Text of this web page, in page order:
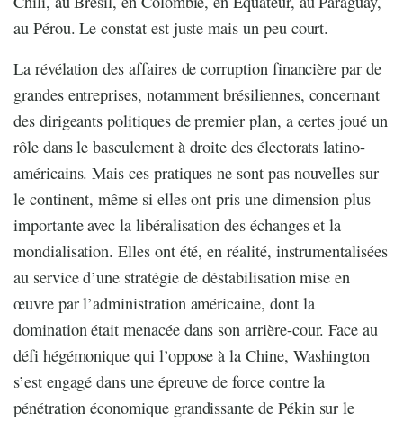
au Pérou. Le constat est juste mais un peu court.
La révélation des affaires de corruption financière par de
grandes entreprises, notamment brésiliennes, concernant
des dirigeants politiques de premier plan, a certes joué un
rôle dans le basculement à droite des électorats latino-
américains. Mais ces pratiques ne sont pas nouvelles sur
le continent, même si elles ont pris une dimension plus
importante avec la libéralisation des échanges et la
mondialisation. Elles ont été, en réalité, instrumentalisées
au service d’une stratégie de déstabilisation mise en
œuvre par l’administration américaine, dont la
domination était menacée dans son arrière-cour. Face au
défi hégémonique qui l’oppose à la Chine, Washington
s’est engagé dans une épreuve de force contre la
pénétration économique grandissante de Pékin sur le